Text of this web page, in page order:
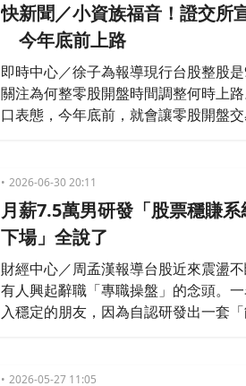
快新聞／小資族福音！證交所
今年底前上路
即時中心／徐子為報導現行台股整股
關注為何整零股開盤時間調整何時上
口表態，今年底前，就會讓零股開盤
2026-06-30 20:11
月薪7.5萬男研發「股票穩賺
下場」全說了
財經中心／周孟漢報導台股近來震盪
有人興起辭職「專職操盤」的念頭。
入穩定的朋友，因為自認研發出一套
光後，引發全網兩派論戰。
2026-05-27 11:05